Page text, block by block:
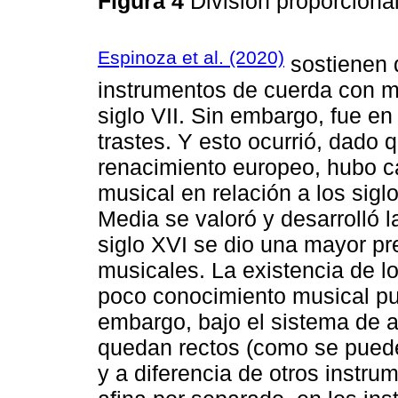
Espinoza et al. (2020) sostienen
instrumentos de cuerda con
siglo VII. Sin embargo, fue
trastes. Y esto ocurrió, dado
renacimiento europeo, hubo
musical en relación a los
Media se valoró y desarrolló
siglo XVI se dio una mayor
musicales. La existencia de
poco conocimiento musical
embargo, bajo el sistema de
quedan rectos (como se
y a diferencia de otros